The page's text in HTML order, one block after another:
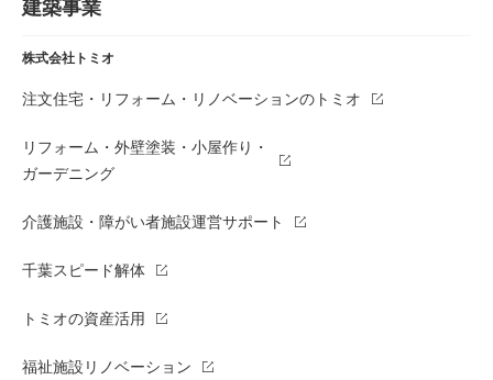
建築事業
株式会社トミオ
注文住宅・リフォーム・リノベーションのトミオ
リフォーム・外壁塗装・小屋作り・
ガーデニング
介護施設・障がい者施設運営サポート
千葉スピード解体
トミオの資産活用
福祉施設リノベーション